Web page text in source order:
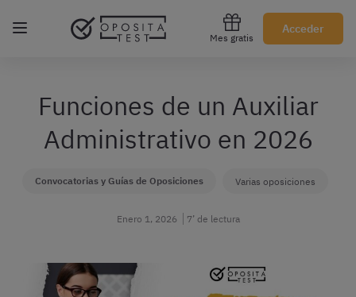
Mes gratis
Acceder
Regístrate gratis
Funciones de un Auxiliar
Administrativo en 2026
Convocatorias y Guías de Oposiciones Varias oposiciones
Enero 1, 2026 7’ de lectura